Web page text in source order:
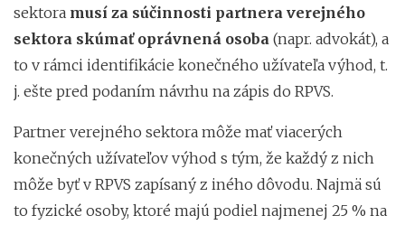
sektora musí za súčinnosti partnera verejného
sektora skúmať oprávnená osoba (napr. advokát), a
to v rámci identifikácie konečného užívateľa výhod, t.
j. ešte pred podaním návrhu na zápis do RPVS.
Partner verejného sektora môže mať viacerých
konečných užívateľov výhod s tým, že každý z nich
môže byť v RPVS zapísaný z iného dôvodu. Najmä sú
to fyzické osoby, ktoré majú podiel najmenej 25 % na